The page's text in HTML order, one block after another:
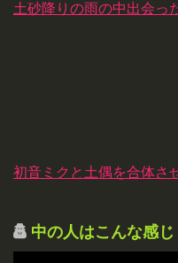
土砂降りの雨の中出会っ
初音ミクと土偶を合体さ
中の人はこんな感じ